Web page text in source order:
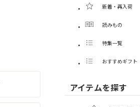
新着・再入荷
読みもの
特集一覧
おすすめギフト
アイテムを探す